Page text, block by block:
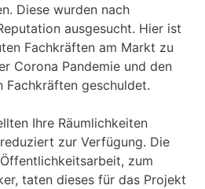
Diese wurden nach
ausgesucht. Hier ist
Fachkräften am Markt zu
Corona Pandemie und den
Fachkräften geschuldet.
Ihre Räumlichkeiten
zur Verfügung. Die
zum
taten dieses für das Projekt